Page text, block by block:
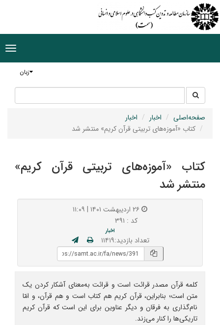
زبان
جستجو
در
سایت
صفحه‌اصلی اخبار
اخبار
کتاب «آموزه‌های تربیتی قرآن کریم» منتشر شد
کتاب «آموزه‌های تربیتی قرآن کریم»
منتشر شد
کد : ۳۹۱
اخبار
تعداد بازدید:۱۱۴۱۹
کلمه قرآن مصدر قرائت است و قرائت به‌معنای آشکار کردن یک
متن است؛ بنابراین، قرآن کریم هم کتاب است و هم قرآن، و امّا
نام‌گذاری به فرقان و دیگر عناوین برای این است که قرآن کریم
تاریکی‌ها را کنار می‌زند.